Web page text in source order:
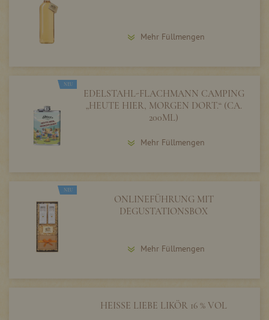
Mehr Füllmengen
NEU
EDELSTAHL-FLACHMANN CAMPING
„HEUTE HIER, MORGEN DORT.“ (CA.
200ML)
Mehr Füllmengen
NEU
ONLINEFÜHRUNG MIT
DEGUSTATIONSBOX
Mehr Füllmengen
HEISSE LIEBE LIKÖR 16 % VOL